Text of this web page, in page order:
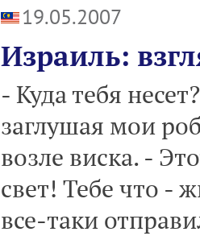
19.05.2007
Израиль:
- Куда тебя
заглушая мои
возле виска. -
свет! Тебе что -
все-таки